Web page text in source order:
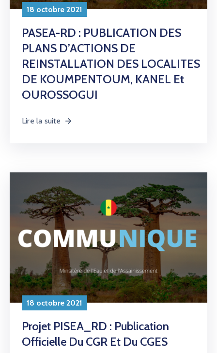
Usagers
Actualité
Documentation
AMCOW
18 octobre 2021
PASEA-RD : PUBLICATION DES
PLANS D’ACTIONS DE
REINSTALLATION DES LOCALITES
DE KOUMPENTOUM, KANEL Et
OUROSSOGUI
Lire la suite
18 octobre 2021
Projet PISEA_RD : Publication
Officielle Du CGR Et Du CGES